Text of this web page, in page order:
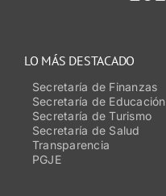
LO MÁS DESTACADO
Secretaría de Finanzas
Secretaría de Educación
Secretaría de Turismo
Secretaría de Salud
Transparencia
PGJE